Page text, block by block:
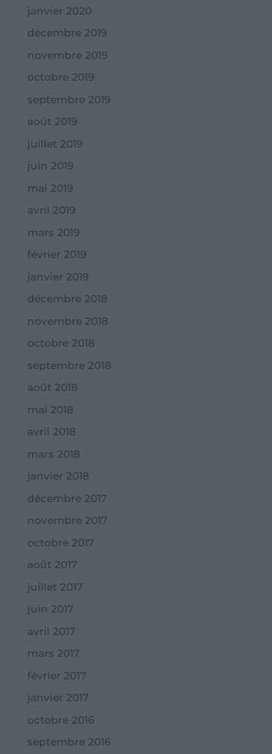
janvier 2020
décembre 2019
novembre 2019
octobre 2019
septembre 2019
août 2019
juillet 2019
juin 2019
mai 2019
avril 2019
mars 2019
février 2019
janvier 2019
décembre 2018
novembre 2018
octobre 2018
septembre 2018
août 2018
mai 2018
avril 2018
mars 2018
janvier 2018
décembre 2017
novembre 2017
octobre 2017
août 2017
juillet 2017
juin 2017
avril 2017
mars 2017
février 2017
janvier 2017
octobre 2016
septembre 2016